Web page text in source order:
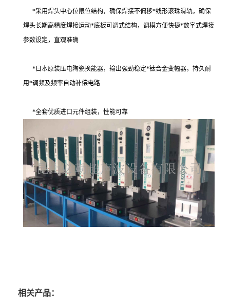
*采用焊头中心位限位结构，确保焊接不偏移*线形滚珠滑轨，确保
焊头长期高精度焊接运动*底板可调式结构，调模方便快捷*数字式焊接
参数设定，直观准确
* 日本原装压电陶瓷换能器，输出强劲稳定*钛合金变幅器，持久耐
用*调频及频率自动补偿电路
*全套优质进口元件组装，性能可靠
相关产品：